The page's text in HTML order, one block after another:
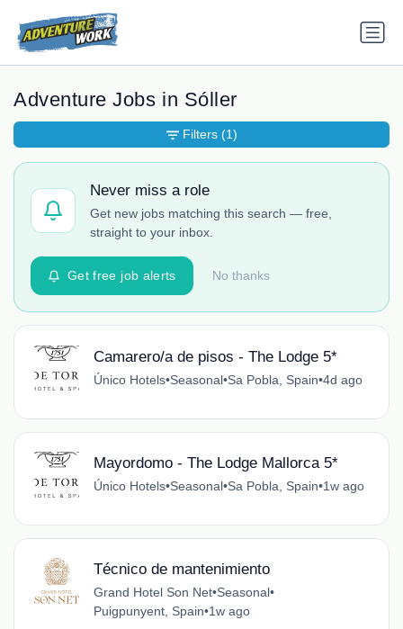
Adventure Jobs in Sóller
Never miss a role
Get new jobs matching this search — free,
straight to your inbox.
No thanks
Get free job alerts
Camarero/a de pisos - The Lodge 5*
Único Hotels•Seasonal•Sa Pobla, Spain•4d ago
Mayordomo - The Lodge Mallorca 5*
Único Hotels•Seasonal•Sa Pobla, Spain•1w ago
Técnico de mantenimiento
Grand Hotel Son Net•Seasonal•
Puigpunyent, Spain•1w ago
Filters (1)